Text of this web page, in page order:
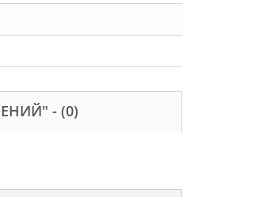
- (0)